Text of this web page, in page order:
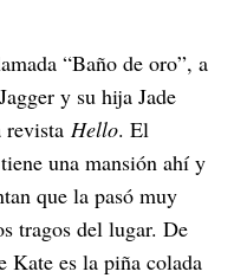
“Baño de oro”, a
y su hija Jade
revista Hello. El
una mansión ahí y
que la pasó muy
tragos del lugar. De
Kate es la piña colada